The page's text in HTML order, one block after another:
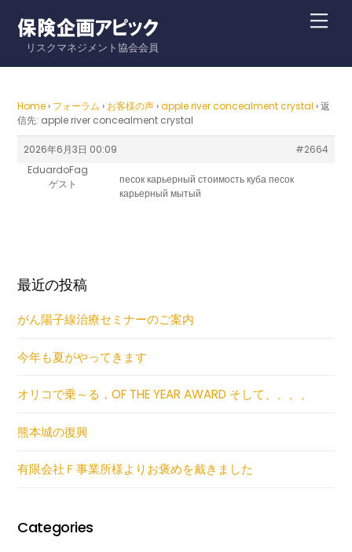
contentリスクマネジメント協会会員
Home › フォーラム › お客様の声 › apple river concealment crystal › 返
信先: apple river concealment crystal
2026年6月3日 00:09
#2664
EduardoFag
ゲスト
песок карьерный стоимость кубапесок
карьерный мытый
最近の投稿
がん陽子線治療セミナーのご案内
今年も夏がやってきます
オリコで乗～る，OF THE YEAR AWARD そして、、、、
熊本城の復興
有限会社Ｆ事業所様よりお褒めを戴きました
Categories